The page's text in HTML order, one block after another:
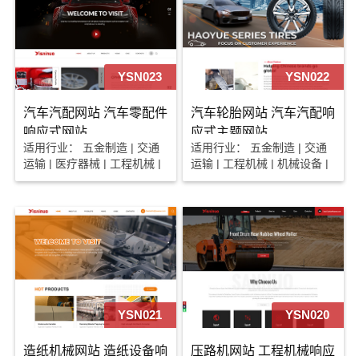
YSN023
汽车汽配网站 汽车零配件
响应式网站
适用行业： 五金制造 | 交通
运输 | 医疗器械 | 工程机械 |
机械设备
YSN022
汽车轮胎网站 汽车汽配响
应式主题网站
适用行业： 五金制造 | 交通
运输 | 工程机械 | 机械设备 |
电子电工 | 磨料磨具
YSN021
造纸机械网站 造纸设备响
YSN020
压路机网站 工程机械响应